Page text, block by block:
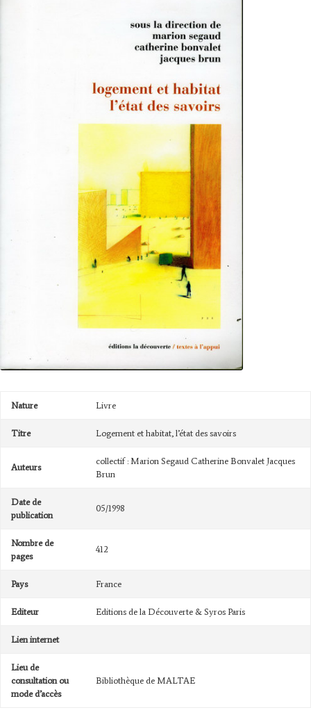
Nature Livre
Titre Logement et habitat, l’état des savoirs
Auteurs
collectif : Marion Segaud Catherine Bonvalet Jacques
Brun
Date de
publication
05/1998
Nombre de
pages
412
Pays France
Editeur Editions de la Découverte & Syros Paris
Lien internet
Lieu de
consultation ou
mode d’accès
Bibliothèque de MALTAE